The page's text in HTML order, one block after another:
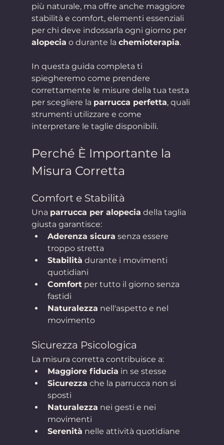
più naturale, ma offre anche maggiore
stabilità e comfort, elementi essenziali
per chi deve indossarla ogni giorno per
alopecia o durante la chemioterapia.
In questa guida completa ti
spiegheremo come prendere
correttamente le misure della tua testa
per scegliere la parrucca perfetta, quali
strumenti utilizzare e come
interpretare le taglie disponibili.
Perché È Importante la
Misura Corretta
Comfort e Stabilità
Una parrucca per alopecia della taglia
giusta garantisce:
Aderenza sicura senza essere
troppo stretta
Stabilità durante i movimenti
quotidiani
Comfort per tutto il giorno senza
fastidi
Naturalezza nell'aspetto e nel
movimento
Sicurezza Psicologica
La misura corretta contribuisce a:
Maggiore fiducia in se stesse
Sicurezza che la parrucca non si
sposti
Naturalezza nei gesti e nei
movimenti
Serenità nelle attività quotidiane